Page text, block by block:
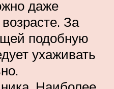
даже
За
подобную
ухаживать